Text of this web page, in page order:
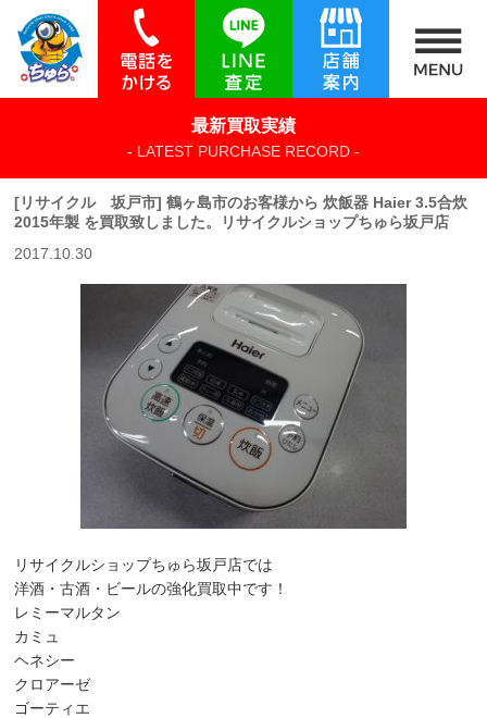
最新買取実績
- LATEST PURCHASE RECORD -
[リサイクル 坂戸市] 鶴ヶ島市のお客様から 炊飯器 Haier 3.5合炊
2015年製 を買取致しました。リサイクルショップちゅら坂戸店
2017.10.30
リサイクルショップちゅら坂戸店では
洋酒・古酒・ビールの強化買取中です！
レミーマルタン
カミュ
ヘネシー
クロアーゼ
ゴーティエ